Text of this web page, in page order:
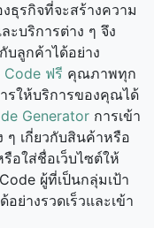
ธุรกิจที่จะสร้างความ
บริการต่าง ๆ จึง
บลูกค้าได้อย่าง
Code ฟรี คุณภาพทุก
รให้บริการของคุณได้
Generator การเข้า
ๆ เกี่ยวกับสินค้าหรือ
อใส่ชื่อเว็บไซต์ให้
ผู้ที่เป็นกลุ่มเป้า
ย่างรวดเร็วและเข้า